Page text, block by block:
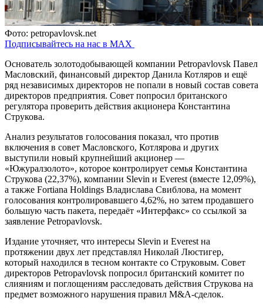
Фото: petropavlovsk.net
Подписывайтесь на нас в MAX
Основатель золотодобывающей компании Petropavlovsk Павел
Масловский, финансовый директор Данила Котляров и ещё
ряд независимых директоров не попали в новый состав совета
директоров предприятия. Совет попросил британского
регулятора проверить действия акционера Константина
Струкова.
Анализ результатов голосования показал, что против
включения в совет Масловского, Котлярова и других
выступили новый крупнейший акционер —
«Южуралзолото», которое контролирует семья Константина
Струкова (22,37%), компании Slevin и Everest (вместе 12,09%),
а также Fortiana Holdings Владислава Свиблова, на момент
голосования контролировавшего 4,62%, но затем продавшего
большую часть пакета, передаёт «Интерфакс» со ссылкой за
заявление Petropavlovsk.
Издание уточняет, что интересы Slevin и Everest на
протяжении двух лет представлял Николай Люстигер,
который находился в тесном контакте со Струковым. Совет
директоров Petropavlovsk попросил британский комитет по
слияниям и поглощениям расследовать действия Струкова на
предмет возможного нарушения правил M&A-сделок.